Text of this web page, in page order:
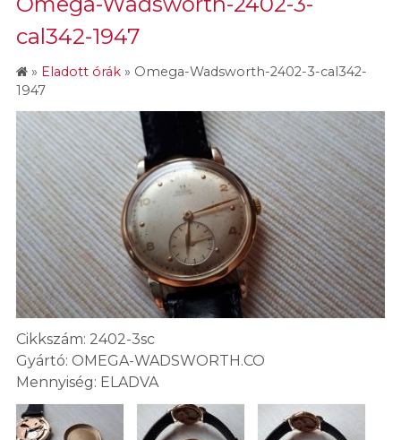
cal342-1947
» Eladott órák » Omega-Wadsworth-2402-3-cal342-
1947
Cikkszám: 2402-3sc
Gyártó: OMEGA-WADSWORTH.CO
Mennyiség: ELADVA